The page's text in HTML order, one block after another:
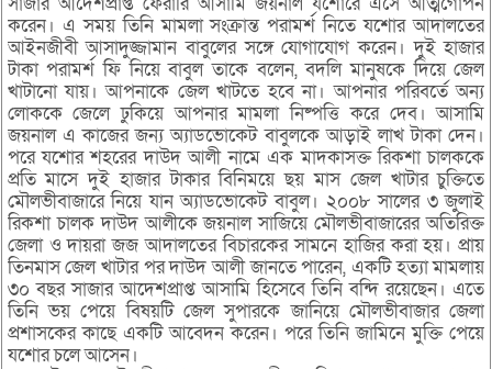
করেন। এ সময় তিনি মামলা সংক্রান্ত পরামর্শ নিতে যশোর আদালতের
আইনজীবী আসাদুজ্জামান বাবুলের সঙ্গে যোগাযোগ করেন। দুই হাজার
টাকা পরামর্শ ফি নিয়ে বাবুল তাকে বলেন, বদলি মানুষকে দিয়ে জেল
খাটানো যায়। আপনাকে জেল খাটতে হবে না। আপনার পরিবর্তে অন্য
লোককে জেলে ঢুকিয়ে আপনার মামলা নিষ্পত্তি করে দেব। আসামি
জয়নাল এ কাজের জন্য অ্যাডভোকেট বাবুলকে আড়াই লাখ টাকা দেন।
পরে যশোর শহরের দাউদ আলী নামে এক মাদকাসক্ত রিকশা চালককে
প্রতি মাসে দুই হাজার টাকার বিনিময়ে ছয় মাস জেল খাটার চুক্তিতে
মৌলভীবাজারে নিয়ে যান অ্যাডভোকেট বাবুল। ২০০৮ সালের ৩ জুলাই
রিকশা চালক দাউদ আলীকে জয়নাল সাজিয়ে মৌলভীবাজারের অতিরিক্ত
জেলা ও দায়রা জজ আদালতের বিচারকের সামনে হাজির করা হয়। প্রায়
তিনমাস জেল খাটার পর দাউদ আলী জানতে পারেন, একটি হত্যা মামলায়
৩০ বছর সাজার আদেশপ্রাপ্ত আসামি হিসেবে তিনি বন্দি রয়েছেন। এতে
তিনি ভয় পেয়ে বিষয়টি জেল সুপারকে জানিয়ে মৌলভীবাজার জেলা
প্রশাসকের কাছে একটি আবেদন করেন। পরে তিনি জামিনে মুক্তি পেয়ে
যশোর চলে আসেন।